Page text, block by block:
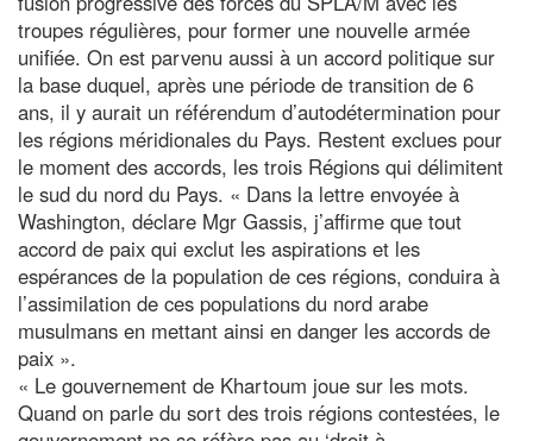
troupes régulières, pour former une nouvelle armée
unifiée. On est parvenu aussi à un accord politique sur
la base duquel, après une période de transition de 6
ans, il y aurait un référendum d’autodétermination pour
les régions méridionales du Pays. Restent exclues pour
le moment des accords, les trois Régions qui délimitent
le sud du nord du Pays. « Dans la lettre envoyée à
Washington, déclare Mgr Gassis, j’affirme que tout
accord de paix qui exclut les aspirations et les
espérances de la population de ces régions, conduira à
l’assimilation de ces populations du nord arabe
musulmans en mettant ainsi en danger les accords de
paix ».
« Le gouvernement de Khartoum joue sur les mots.
Quand on parle du sort des trois régions contestées, le